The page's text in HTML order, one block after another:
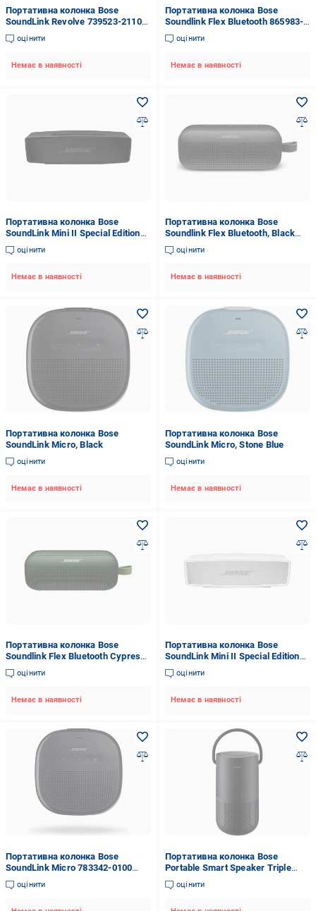
Портативна колонка Bose
SoundLink Revolve 739523-2110
Black
оцінити
Немає в наявності
Портативна колонка Bose
Soundlink Flex Bluetooth 865983-
0500 White Smoke
оцінити
Немає в наявності
Портативна колонка Bose
SoundLink Mini II Special Edition
835799-0100 Black
оцінити
Немає в наявності
Портативна колонка Bose
Soundlink Flex Bluetooth, Black
(865983-0100)
оцінити
Немає в наявності
Портативна колонка Bose
SoundLink Micro, Black
оцінити
Немає в наявності
Портативна колонка Bose
SoundLink Micro, Stone Blue
оцінити
Немає в наявності
Портативна колонка Bose
Soundlink Flex Bluetooth Cypress
Gre
оцінити
Немає в наявності
Портативна колонка Bose
SoundLink Mini II Special Edition
Silver 835799-0200
оцінити
Немає в наявності
Портативна колонка Bose
SoundLink Micro 783342-0100
Black
оцінити
Портативна колонка Bose
Portable Smart Speaker Triple
829393-2100 829393-1100 Black
оцінити